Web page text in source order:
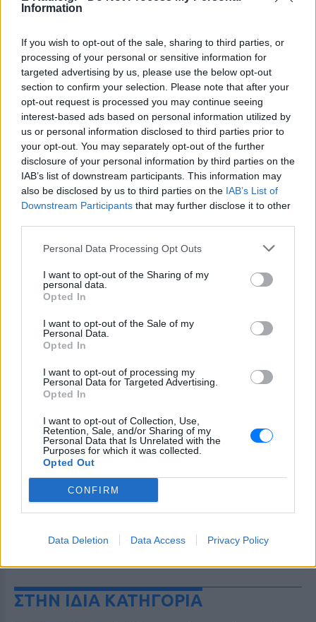
Information
If you wish to opt-out of the sale, sharing to third parties, or
processing of your personal or sensitive information for
targeted advertising by us, please use the below opt-out
section to confirm your selection. Please note that after your
opt-out request is processed you may continue seeing
interest-based ads based on personal information utilized by
us or personal information disclosed to third parties prior to
your opt-out. You may separately opt-out of the further
disclosure of your personal information by third parties on the
IAB’s list of downstream participants. This information may
also be disclosed by us to third parties on the IAB’s List of
Downstream Participants that may further disclose it to other
Personal Data Processing Opt Outs
I want to opt-out of the Sharing of my
personal data.
Opted In
I want to opt-out of the Sale of my
Personal Data.
Opted In
I want to opt-out of processing my
Personal Data for Targeted Advertising.
Opted In
I want to opt-out of Collection, Use,
Retention, Sale, and/or Sharing of my
Personal Data that Is Unrelated with the
Purposes for which it was collected.
Opted Out
CONFIRM
Data Deletion Data Access Privacy Policy
Ακολουθήστε το E-Radio.gr στοGoogle News
και μάθετε πρώτοιτα πιο hot νέα.
Διαβάστε περισσότερα θέματα γιαΜόδα
Ομορφιά,Σχέσειςκαι φυσικάCelebritiesστο νέο
Pink.gr!
Ακολουθήστε το E-Radio.gr και στο Instagram
ΔΕΙΤΕ ΕΠΙΣΗΣ
ΣΤΗΝ ΙΔΙΑ ΚΑΤΗΓΟΡΙΑ